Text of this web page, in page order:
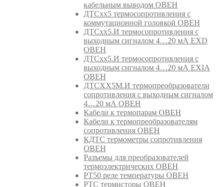
кабельным выводом ОВЕН
ДТСхх5 термосопротивления с
коммутационной головкой ОВЕН
ДТСхх5.И термосопротивления с
выходным сигналом 4…20 мА EXD
ОВЕН
ДТСхх5.И термосопротивления с
выходным сигналом 4…20 мА EXIA
ОВЕН
ДТСХХ5М.И термопреобразователи
сопротивления с выходным сигналом
4…20 мА ОВЕН
Кабели к термопарам ОВЕН
Кабели к термопреобразователям
сопротивления ОВЕН
КДТС термометры сопротивления
ОВЕН
Разъемы для преобразователей
термоэлектрических ОВЕН
РТ50 реле температуры ОВЕН
РТС термисторы ОВЕН